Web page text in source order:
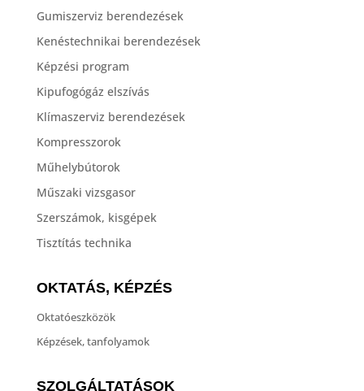
Gumiszerviz berendezések
Kenéstechnikai berendezések
Képzési program
Kipufogógáz elszívás
Klímaszerviz berendezések
Kompresszorok
Műhelybútorok
Műszaki vizsgasor
Szerszámok, kisgépek
Tisztítás technika
OKTATÁS, KÉPZÉS
Oktatóeszközök
Képzések, tanfolyamok
SZOLGÁLTATÁSOK